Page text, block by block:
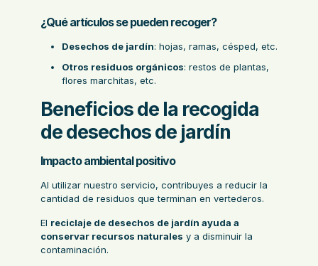
¿Qué artículos se pueden recoger?
Desechos de jardín: hojas, ramas, césped, etc.
Otros residuos orgánicos: restos de plantas,
flores marchitas, etc.
Beneficios de la recogida
de desechos de jardín
Impacto ambiental positivo
Al utilizar nuestro servicio, contribuyes a reducir la
cantidad de residuos que terminan en vertederos.
El reciclaje de desechos de jardín ayuda a
conservar recursos naturales y a disminuir la
contaminación.